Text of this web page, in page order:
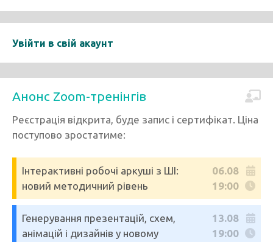
Увійти в свій акаунт
Анонс Zoom-тренінгів
Реєстрація відкрита, буде запис і сертифікат. Ціна
поступово зростатиме:
Інтерактивні робочі аркуші з ШІ:
новий методичний рівень
06.08
19:00
Генерування презентацій, схем,
анімацій і дизайнів у новому
13.08
19:00